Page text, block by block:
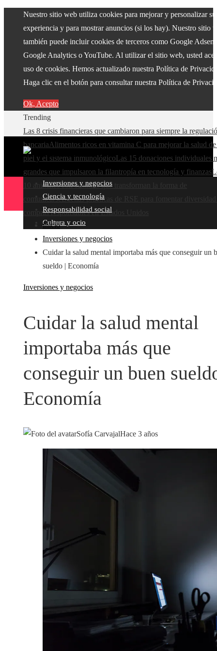
Nuestro sitio web utiliza cookies para mejorar y personalizar su
experiencia y para mostrar anuncios (si los hay). Nuestro sitio
también puede incluir cookies de terceros como Google
Google Analytics o YouTube. Al utilizar el sitio web, usted
uso de cookies. Hemos actualizado nuestra Política de
Haga clic en el botón para consultar nuestra Política de
Ok, Acepto
Trending
Las 8 crisis financieras que cambiaron para siempre la
bancariaAlimentos ricos en vitamina C para mejorar la salud
piel y el sistema inmunológicoLas 15 donaciones individuales
grandes que impulsaron la filantropía en tecnología y finanzas
10 animales con sentidos que transforman la forma de
comunicarseBuenas prácticas de RSE para fomentar
compras responsables en Estados Unidos
Inversiones y negocios
Ciencia y tecnología
Responsabilidad social
Cultura y ocio
Inicio
Inversiones y negocios
Cuidar la salud mental importaba más que conseguir un
sueldo | Economía
Inversiones y negocios
Cuidar la salud mental
importaba más que
conseguir un buen
Economía
Sofía CarvajalHace 3 años